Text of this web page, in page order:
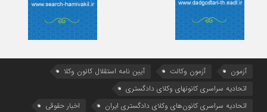
آزمون آزمون وکالت
آیین ‌نامه استقلال کانون وکلا
اتحادیه سراسری کانونهای وکلای دادگستری
اتحادیه سراسری کانون‌های وکلای دادگستری ایران
اخبار حقوقی